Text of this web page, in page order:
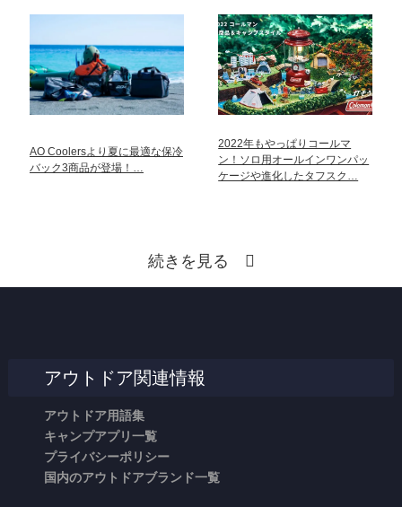
AO Coolersより夏に最適な保冷
バック3商品が登場！…
2022年もやっぱりコールマ
ン！ソロ用オールインワンパッ
ケージや進化したタフスク…
続きを見る
アウトドア関連情報
アウトドア用語集
キャンプアプリ一覧
プライバシーポリシー
国内のアウトドアブランド一覧